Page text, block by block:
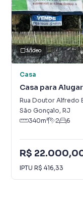
Vídeo
Casa
Casa para
Rua Doutor Alfredo
São Gonçalo, RJ
340m² 2 6
R$
IPTU R$ 416,33